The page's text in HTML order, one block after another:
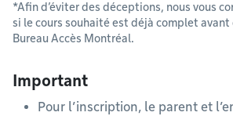
*Afin d’éviter des déceptions, nous vous
si le cours souhaité est déjà complet avant
Bureau Accès Montréal.
Important
Pour l’inscription, le parent et